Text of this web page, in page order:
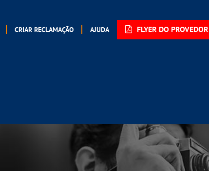
CRIAR RECLAMAÇÃO AJUDA FLYER DO PROVEDOR